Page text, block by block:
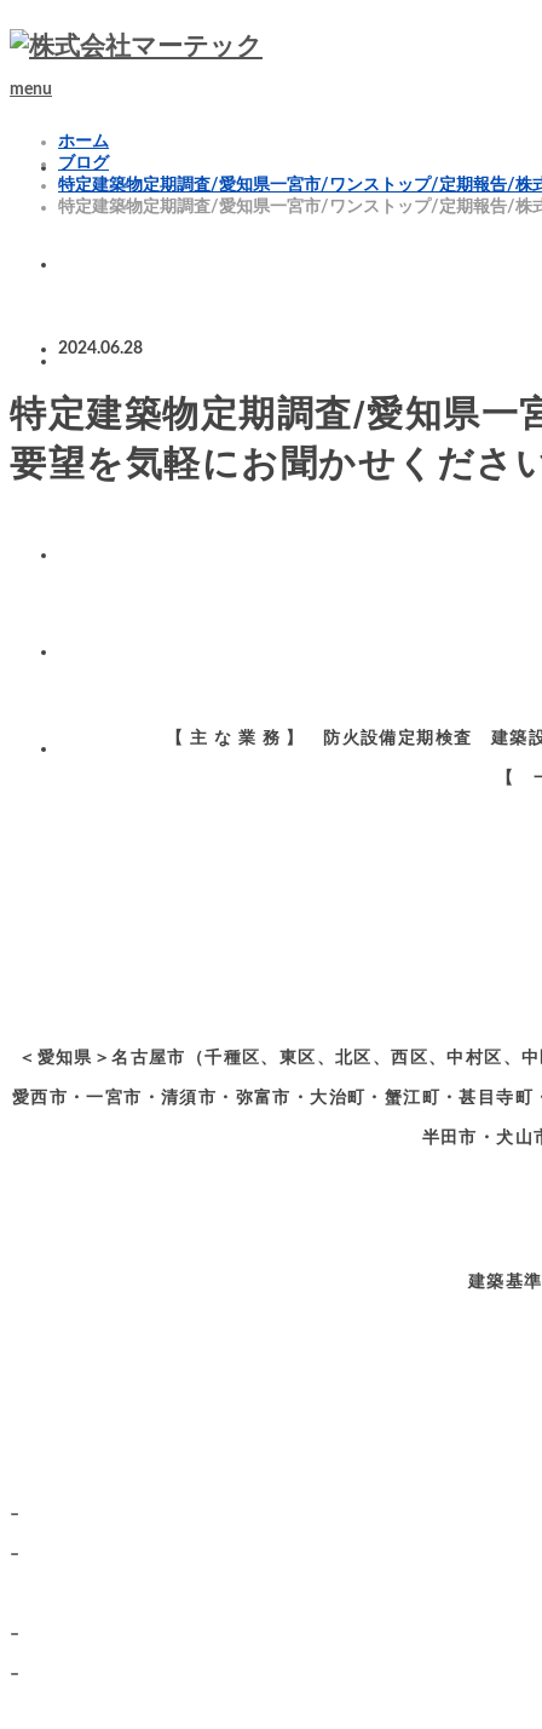
menu
ホーム
ブログ
特定建築物定期調査/愛知県一宮市/ワンストップ/定期報告/株
特定建築物定期調査/愛知県一宮市/ワンストップ/定期報告/株
2024.06.28
特定建築物定期調査/愛知県
要望を気軽にお聞かせくださ
【 主 な 業 務 】 防火設備定期検査 建
【
＜愛知県＞名古屋市（千種区、東区、北区、西区、中村区、
愛西市・一宮市・清須市・弥富市・大治町・蟹江町・甚目寺
半田市・犬山
建築基
–
–
–
–